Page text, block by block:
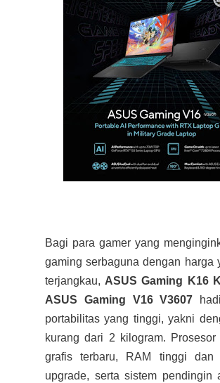
Bagi para gamer yang
gaming serbaguna dengan harga
terjangkau, ASUS Gaming K16
ASUS Gaming V16 V3607
portabilitas yang tinggi, yakni
kurang dari 2 kilogram. Prosesor
grafis terbaru, RAM tinggi dan
upgrade, serta sistem pendingin